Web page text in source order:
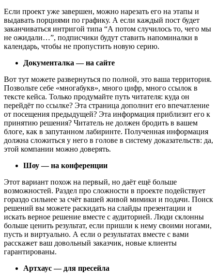
Если проект уже завершен, можно нарезать его на этапы и
выдавать порциями по графику. А если каждый пост будет
заканчиваться интригой типа “А потом случилось то, чего мы
не ожидали…”, подписчики будут ставить напоминалки в
календарь, чтобы не пропустить новую серию.
Документалка — на сайте
Вот тут можете развернуться по полной, это ваша территория.
Позвольте себе «многабукв», много цифр, много ссылок в
тексте кейса. Только продумайте путь читателя: куда он
перейдёт по ссылке? Эта страница дополнит его впечатление
от посещения предыдущей? Эта информация приблизит его к
принятию решения? Читатель не должен бродить в вашем
блоге, как в запутанном лабиринте. Полученная информация
должна сложиться у него в голове в систему доказательств: да,
этой компании можно доверять.
Шоу — на конференции
Этот вариант похож на первый, но даёт ещё больше
возможностей. Раздел про сложности в проекте подействует
гораздо сильнее за счёт вашей живой мимики и подачи. Поиск
решений вы можете раскидать на слайды презентации и
искать верное решение вместе с аудиторией. Люди склонны
больше ценить результат, если пришли к нему своими ногами,
пусть и виртуально. А если о результатах вместе с вами
расскажет ваш довольный заказчик, новые клиенты
гарантированы.
Артхаус — для пресейла